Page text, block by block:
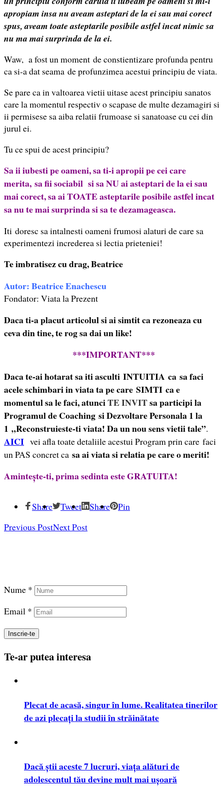
apropiam insa nu aveam asteptari de la ei sau mai corect
spus, aveam toate asteptarile posibile astfel incat nimic sa
nu ma mai surprinda de la ei.
Waw, a fost un moment de constientizare profunda pentru
ca si-a dat seama de profunzimea acestui principiu de viata.
Se pare ca in valtoarea vietii uitase acest principiu sanatos
care la momentul respectiv o scapase de multe dezamagiri si
ii permisese sa aiba relatii frumoase si sanatoase cu cei din
jurul ei.
Tu ce spui de acest principiu?
Sa ii iubesti pe oameni, sa ti-i apropii pe cei care
merita, sa fii sociabil si sa NU ai asteptari de la ei sau
mai corect, sa ai TOATE asteptarile posibile astfel incat
sa nu te mai surprinda si sa te dezamageasca.
Iti doresc sa intalnesti oameni frumosi alaturi de care sa
experimentezi increderea si lectia prieteniei!
Te imbratisez cu drag, Beatrice
Autor: Beatrice Enachescu
Fondator: Viata la Prezent
Daca ti-a placut articolul si ai simtit ca rezoneaza cu
ceva din tine, te rog sa dai un like!
***IMPORTANT***
Daca te-ai hotarat sa iti asculti INTUITIA ca sa faci
acele schimbari in viata ta pe care SIMTI ca e
momentul sa le faci, atunciTE INVITsa participi la
Programul de Coaching si Dezvoltare Personala 1 la
1 „Reconstruieste-ti viata! Da un nou sens vietii tale”.
AICI vei afla toate detaliile acestui Program prin care faci
un PAS concret ca sa ai viata si relatia pe care o meriti!
Amintește-ti, prima sedinta este GRATUITA!
Share Tweet Share
Pin
Previous PostNext Post
Nume *
Email *
Te-ar putea interesa
Plecat de acasă, singur în lume. Realitatea tinerilor
de azi plecați la studii în străinătate
Dacă știi aceste 7 lucruri, viața alături de
adolescentul tău devine mult mai ușoară